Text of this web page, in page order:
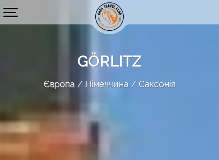
GÖRLITZ
Європа Німеччина Саксонія